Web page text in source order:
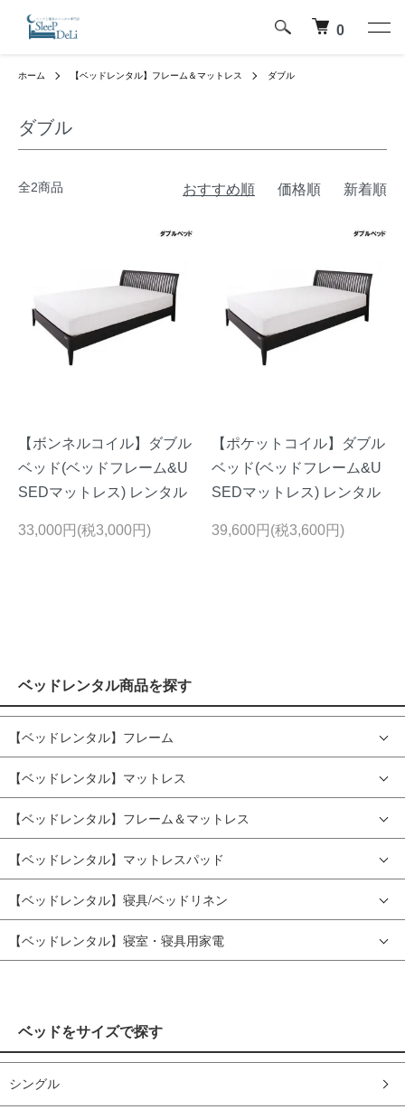
0
ホーム 【ベッドレンタル】フレーム＆マットレス ダブル
ダブル
全2商品 おすすめ順 価格順 新着順
【ボンネルコイル】ダブル
ベッド(ベッドフレーム&U
SEDマットレス) レンタル
33,000円(税3,000円)
【ポケットコイル】ダブル
ベッド(ベッドフレーム&U
SEDマットレス) レンタル
39,600円(税3,600円)
ベッドレンタル商品を探す
【ベッドレンタル】フレーム
【ベッドレンタル】マットレス
【ベッドレンタル】フレーム＆マットレス
【ベッドレンタル】マットレスパッド
【ベッドレンタル】寝具/ベッドリネン
【ベッドレンタル】寝室・寝具用家電
ベッドをサイズで探す
シングル